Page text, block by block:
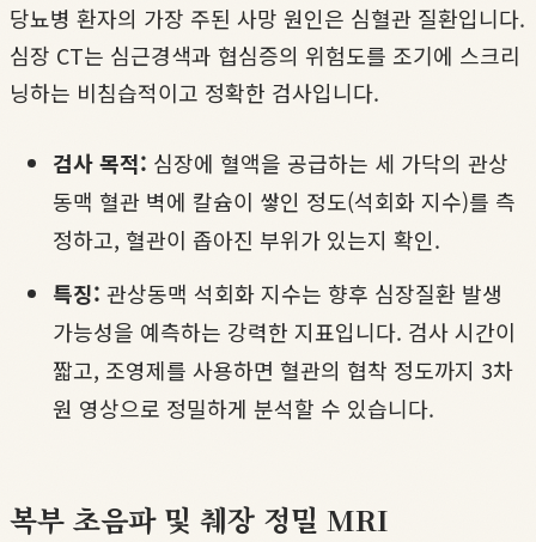
당뇨병 환자의 가장 주된 사망 원인은 심혈관 질환입니다.
심장 CT는 심근경색과 협심증의 위험도를 조기에 스크리
닝하는 비침습적이고 정확한 검사입니다.
검사 목적: 심장에 혈액을 공급하는 세 가닥의 관상
동맥 혈관 벽에 칼슘이 쌓인 정도(석회화 지수)를 측
정하고, 혈관이 좁아진 부위가 있는지 확인.
특징: 관상동맥 석회화 지수는 향후 심장질환 발생
가능성을 예측하는 강력한 지표입니다. 검사 시간이
짧고, 조영제를 사용하면 혈관의 협착 정도까지 3차
원 영상으로 정밀하게 분석할 수 있습니다.
복부 초음파 및 췌장 정밀 MRI